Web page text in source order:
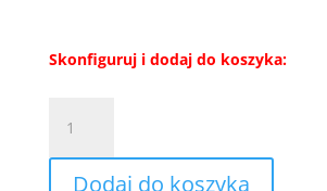
Skonfiguruj i dodaj do koszyka:
RTV
OLIVIO
Dodaj do koszyka